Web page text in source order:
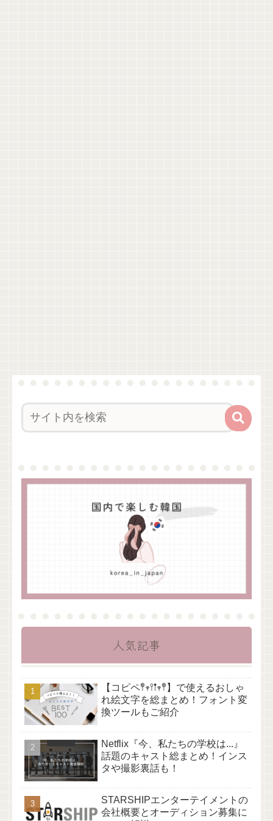
人気記事
【コピペ𖤣𖥧𖥣𖡡𖥧𖤣】で使えるおしゃ
れ絵文字を総まとめ！フォント変
換ツールもご紹介
Netflix『今、私たちの学校は...』
話題のキャスト総まとめ！インス
タや撮影裏話も！
STARSHIPエンターテイメントの
会社概要とオーディション募集に